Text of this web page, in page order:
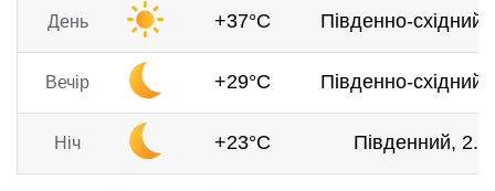
День +37°C Південно-
Вечір +29°C Південно-
Ніч +23°C Південний, 2.5